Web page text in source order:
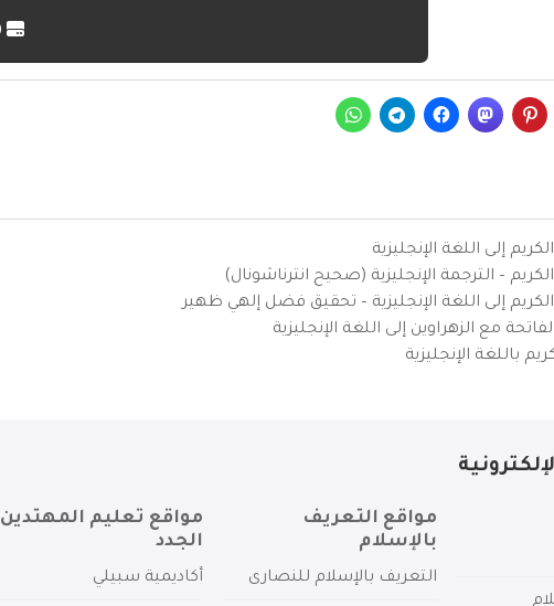
إلى اللغة الإنجليزية
– الترجمة الإنجليزية (صحيح انترناشونال)
إلى اللغة الإنجليزية – تحقيق فضل إلهي ظهير
مع الزهراوين إلى اللغة الإنجليزية
باللغة الإنجليزية
مواقع التعريف
بالإسلام
التعريف بالإسلام للنصارى
مواقع تعليم المهتدين
الجدد
أكاديمية سبيلي